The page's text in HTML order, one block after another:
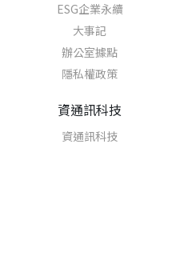
ESG企業永續
大事記
辦公室據點
隱私權政策
資通訊科技
資通訊科技